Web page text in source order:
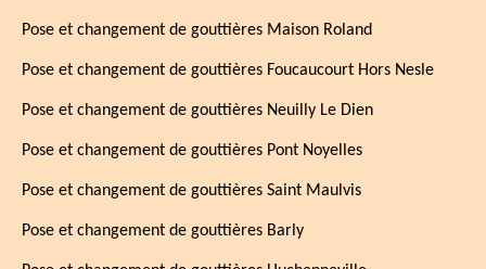
Pose et changement de gouttières Maison Roland
Pose et changement de gouttières Foucaucourt Hors Nesle
Pose et changement de gouttières Neuilly Le Dien
Pose et changement de gouttières Pont Noyelles
Pose et changement de gouttières Saint Maulvis
Pose et changement de gouttières Barly